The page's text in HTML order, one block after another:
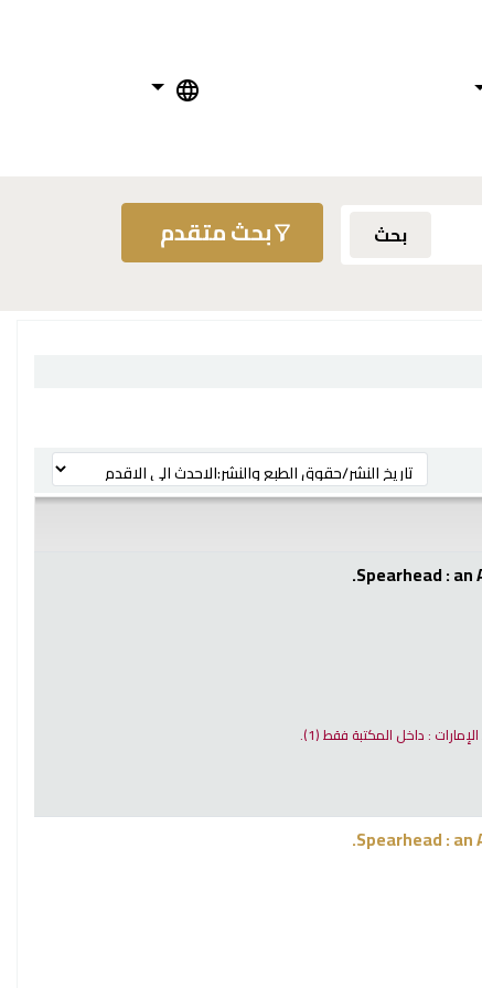
بحث بحث متقدم
ترتيب بواسطة:
Spearhead :
الإمارات : داخل المكتبة فقط(1).
Spearhead :